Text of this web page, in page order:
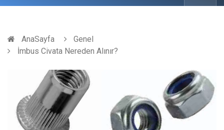
AnaSayfa
Genel
İmbus Civata Nereden Alınır?